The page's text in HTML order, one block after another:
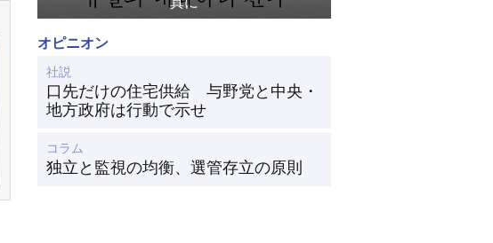
オピニオン
社説
口先だけの住宅供給 与野党と中央・
地方政府は行動で示せ
コラム
独立と監視の均衡、選管存立の原則